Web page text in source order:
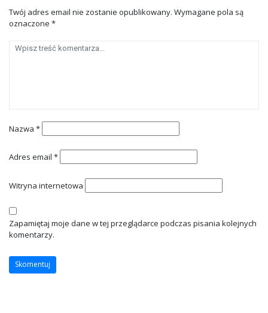
Twój adres email nie zostanie opublikowany. Wymagane pola są
oznaczone *
Nazwa *
Adres email *
Witryna internetowa
Zapamiętaj moje dane w tej przeglądarce podczas pisania kolejnych
komentarzy.